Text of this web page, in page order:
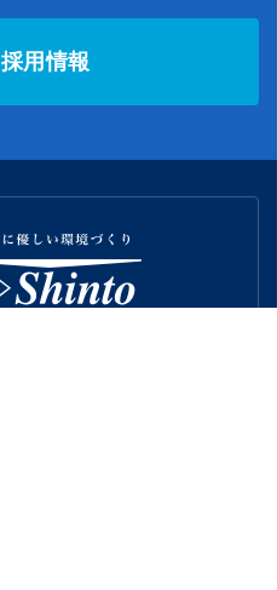
採用情報